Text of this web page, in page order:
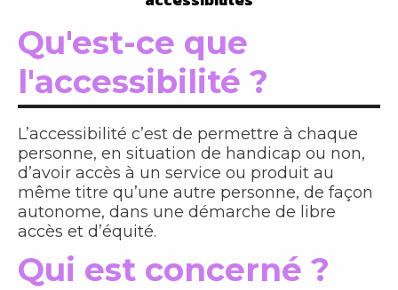
Qu'est-ce que
l'accessibilité ?
L’accessibilité c’est de permettre à chaque
personne, en situation de handicap ou non,
d’avoir accès à un service ou produit au
même titre qu’une autre personne, de façon
autonome, dans une démarche de libre
accès et d’équité.
Qui est concerné ?